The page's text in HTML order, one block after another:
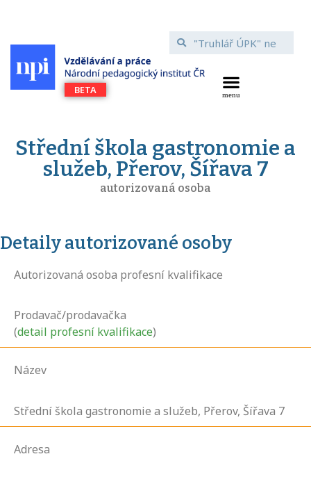
Střední škola gastronomie a
služeb, Přerov, Šířava 7
autorizovaná osoba
Detaily autorizované osoby
Autorizovaná osoba profesní kvalifikace
Prodavač/prodavačka
(detail profesní kvalifikace)
Název
Střední škola gastronomie a služeb, Přerov, Šířava 7
Adresa